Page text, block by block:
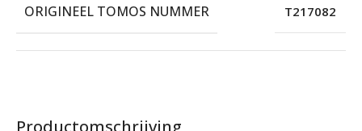
ORIGINEEL TOMOS NUMMER T217082